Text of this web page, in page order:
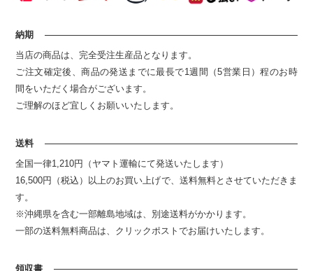
納期
当店の商品は、完全受注生産品となります。
ご注文確定後、商品の発送までに最長で1週間（5営業日）程のお時
間をいただく場合がございます。
ご理解のほど宜しくお願いいたします。
送料
全国一律1,210円（ヤマト運輸にて発送いたします）
16,500円（税込）以上のお買い上げで、送料無料とさせていただきま
す。
※沖縄県を含む一部離島地域は、別途送料がかかります。
一部の送料無料商品は、クリックポストでお届けいたします。
領収書